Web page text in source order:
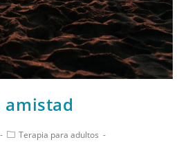
amistad
Terapia para adultos